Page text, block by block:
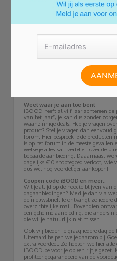
Gelukkig bestaan flashsales niet uit
meerdere interessante producten. Is
voldoende andere keuze! In de
andere elektronica, kleding, gadgets,
bekende topmerken, zoals Apple,
Als je al langer klant bent van
Hunt. Tijdens de iBOOD Hunt
honderden waanzinnige
voorbijkomen. Tijdens de Hunt is er
beperkte voorraad, je moet dus rap je
Weet waar je aan toe bent
iBOOD heeft al vijf jaar achtereen de
van het jaar”, je kan dus zonder
waanzinnige deals. Heb je vragen
product? Stel je vragen dan
forum. Hier bespreek je de producten
is op het forum in de meeste gevallen
welke je alles kan vertellen over de
bepaalde aanbieding. Daaarnaast
dagelijks €10 shoptegoed verloot, wie
dus wel nog voordeliger aankopen!
Coupon code iBOOD en meer..
Wil je altijd op de hoogte blijven van
dagaanbiedingen? Meld je dan via
de nieuwsbrief. Je ontvangt zo iedere
overzichtelijke mail. Bovendien
een geheime aanbieding, die anders
die wil je natuurlijk niet missen
Ook wij bieden je graag iedere dag de
Uiteraard helpen we je daarom bij
extra voordeel. Zo hebben we hier
iBOOD.be voor je op een rijtje gezet.
profiteer gegarandeerd van de